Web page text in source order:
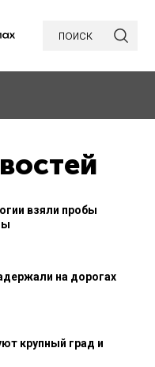
поиск
взяли пробы
на дорогах
крупный град и